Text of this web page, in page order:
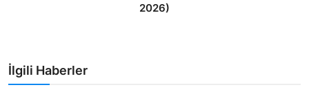
2026)
İlgili Haberler